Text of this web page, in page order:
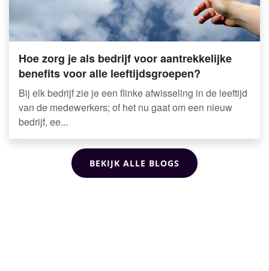
Hoe zorg je als bedrijf voor aantrekkelijke
benefits voor alle leeftijdsgroepen?
Bij elk bedrijf zie je een flinke afwisseling in de leeftijd
van de medewerkers; of het nu gaat om een nieuw
bedrijf, ee...
BEKIJK ALLE BLOGS